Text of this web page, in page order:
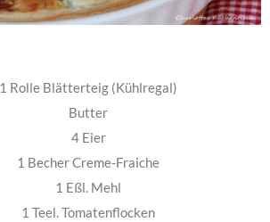
1 Rolle Blätterteig (Kühlregal)
Butter
4 Eier
1 Becher Creme-Fraiche
1 Eßl. Mehl
1 Teel. Tomatenflocken